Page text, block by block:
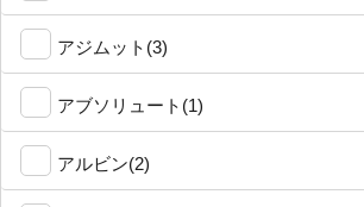
アジムット(3)
アブソリュート(1)
アルビン(2)